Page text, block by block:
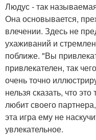
Людус - так
Она основывается,
влечении. Здесь не
ухаживаний и
поближе. "Вы
привлекателен, так
очень точно
нельзя сказать, что
любит своего
эта игра ему не
увлекательное.